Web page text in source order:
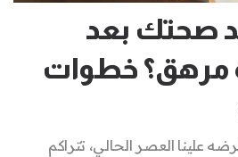
صحتك بعد
مرهق؟ خطوات
علينا العصر الحالي، تتراكم